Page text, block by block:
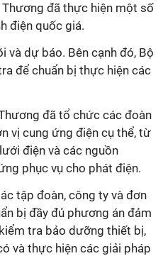
đã thực hiện một số
điện quốc giá.
và dự báo. Bên cạnh đó, Bộ
để chuẩn bị thực hiện các
đã tổ chức các đoàn
vị cung ứng điện cụ thể, từ
điện và các nguồn
phục vụ cho phát điện.
tập đoàn, công ty và đơn
bị đầy đủ phương án đảm
tra bảo dưỡng thiết bị,
và thực hiện các giải pháp